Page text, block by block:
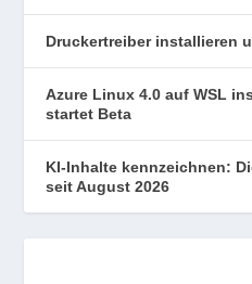
Druckertreiber installieren
Azure Linux 4.0 auf WSL
startet Beta
KI-Inhalte kennzeichnen:
seit August 2026